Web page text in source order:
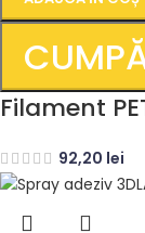
Filament
92,20 lei